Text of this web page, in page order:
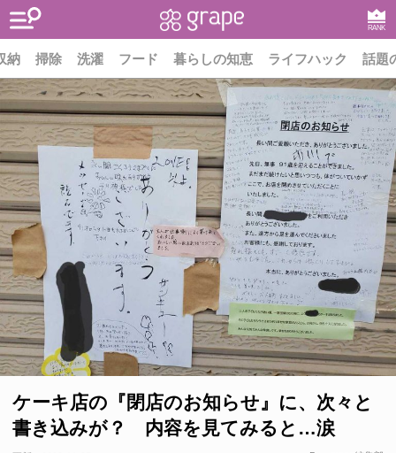
RANK
納 掃除 洗濯 フード 暮らしの知恵 ライフハック 話題
ケーキ店の『閉店のお知らせ』に、次々と
書き込みが？ 内容を見てみると…涙